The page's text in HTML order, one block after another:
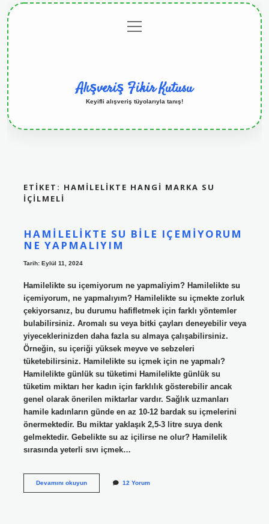
menüyü
aç
Alışveriş Fikir Kutusu
Keyifli alışveriş tüyolarıyla tanış!
ETIKET: HAMILELIKTE HANGI MARKA SU
IÇILMELI
HAMILELIKTE SU BILE IÇEMIYORUM
NE YAPMALIYIM
Tarih: Eylül 11, 2024
Hamilelikte su içemiyorum ne yapmaliyim? Hamilelikte su
içemiyorum, ne yapmalıyım? Hamilelikte su içmekte zorluk
çekiyorsanız, bu durumu hafifletmek için farklı yöntemler
bulabilirsiniz. Aromalı su veya bitki çayları deneyebilir veya
yiyeceklerinizden daha fazla su almaya çalışabilirsiniz.
Örneğin, su içeriği yüksek meyve ve sebzeleri
tüketebilirsiniz. Hamilelikte su içmek için ne yapmalı?
Hamilelikte günlük su tüketimi Hamilelikte günlük su
tüketim miktarı her kadın için farklılık gösterebilir ancak
genel olarak önerilen miktarlar vardır. Sağlık uzmanları
hamile kadınların günde en az 10-12 bardak su içmelerini
önermektedir. Bu miktar yaklaşık 2,5-3 litre suya denk
gelmektedir. Gebelikte su az içilirse ne olur? Hamilelik
sırasında yeterli sıvı içmek…
Devamını okuyunHamilelikte 12 Yorum